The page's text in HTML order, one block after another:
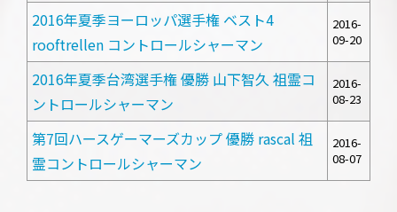
2016年夏季ヨーロッパ選手権 ベスト4
rooftrellen コントロールシャーマン
2016-
09-20
2016年夏季台湾選手権 優勝 山下智久 祖霊コ
ントロールシャーマン
2016-
08-23
第7回ハースゲーマーズカップ 優勝 rascal 祖
霊コントロールシャーマン
2016-
08-07